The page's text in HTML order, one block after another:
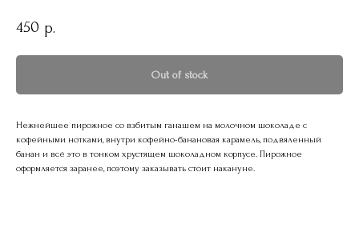
450 р.
Out of stock
Нежнейшее пирожное со взбитым ганашем на молочном шоколаде с
кофейными нотками, внутри кофейно-банановая карамель, подвяленный
банан и всё это в тонком хрустящем шоколадном корпусе. Пирожное
оформляется заранее, поэтому заказывать стоит накануне.